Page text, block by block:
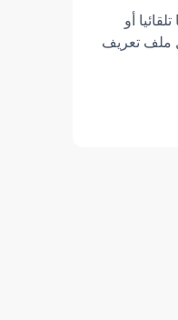
أو
ملف تعريف